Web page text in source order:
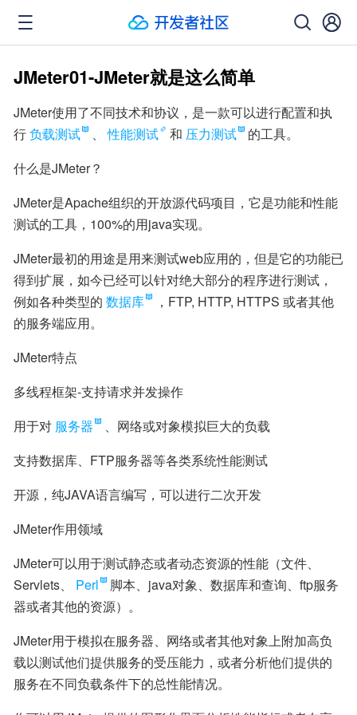
JMeter01-JMeter就是这么简单
JMeter使用了不同技术和协议，是一款可以进行配置和执
行负载测试 、 性能测试 和 压力测试
的工具。
什么是JMeter？
JMeter是Apache组织的开放源代码项目，它是功能和性能
测试的工具，100%的用java实现。
JMeter最初的用途是用来测试web应用的，但是它的功能已
得到扩展，如今已经可以针对绝大部分的程序进行测试，
例如各种类型的 数据库
，FTP, HTTP, HTTPS 或者其他
的服务端应用。
JMeter特点
多线程框架-支持请求并发操作
用于对 服务器
、网络或对象模拟巨大的负载
支持数据库、FTP服务器等各类系统性能测试
开源，纯JAVA语言编写，可以进行二次开发
JMeter作用领域
JMeter可以用于测试静态或者动态资源的性能（文件、
Servlets、
Perl
脚本、java对象、数据库和查询、ftp服务
器或者其他的资源）。
JMeter用于模拟在服务器、网络或者其他对象上附加高负
载以测试他们提供服务的受压能力，或者分析他们提供的
服务在不同负载条件下的总性能情况。